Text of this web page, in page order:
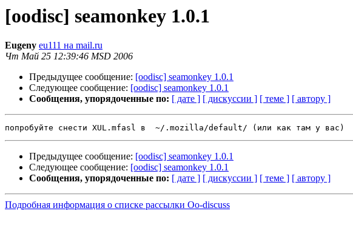
[oodisc] seamonkey 1.0.1
Eugeny eu111 на mail.ru
Чт Май 25 12:39:46 MSD 2006
Предыдущее сообщение: [oodisc] seamonkey 1.0.1
Следующее сообщение: [oodisc] seamonkey 1.0.1
Сообщения, упорядоченные по: [ дате ] [ дискуссии ] [ теме ] [ автору ]
Предыдущее сообщение: [oodisc] seamonkey 1.0.1
Следующее сообщение: [oodisc] seamonkey 1.0.1
Сообщения, упорядоченные по: [ дате ] [ дискуссии ] [ теме ] [ автору ]
Подробная информация о списке рассылки Oo-discuss